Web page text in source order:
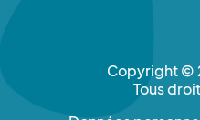
Copyright ©
Tous